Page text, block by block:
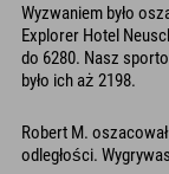
Wyzwaniem było
Explorer Hotel
do 6280. Nasz
było ich aż 2198.
Robert M.
odległości.